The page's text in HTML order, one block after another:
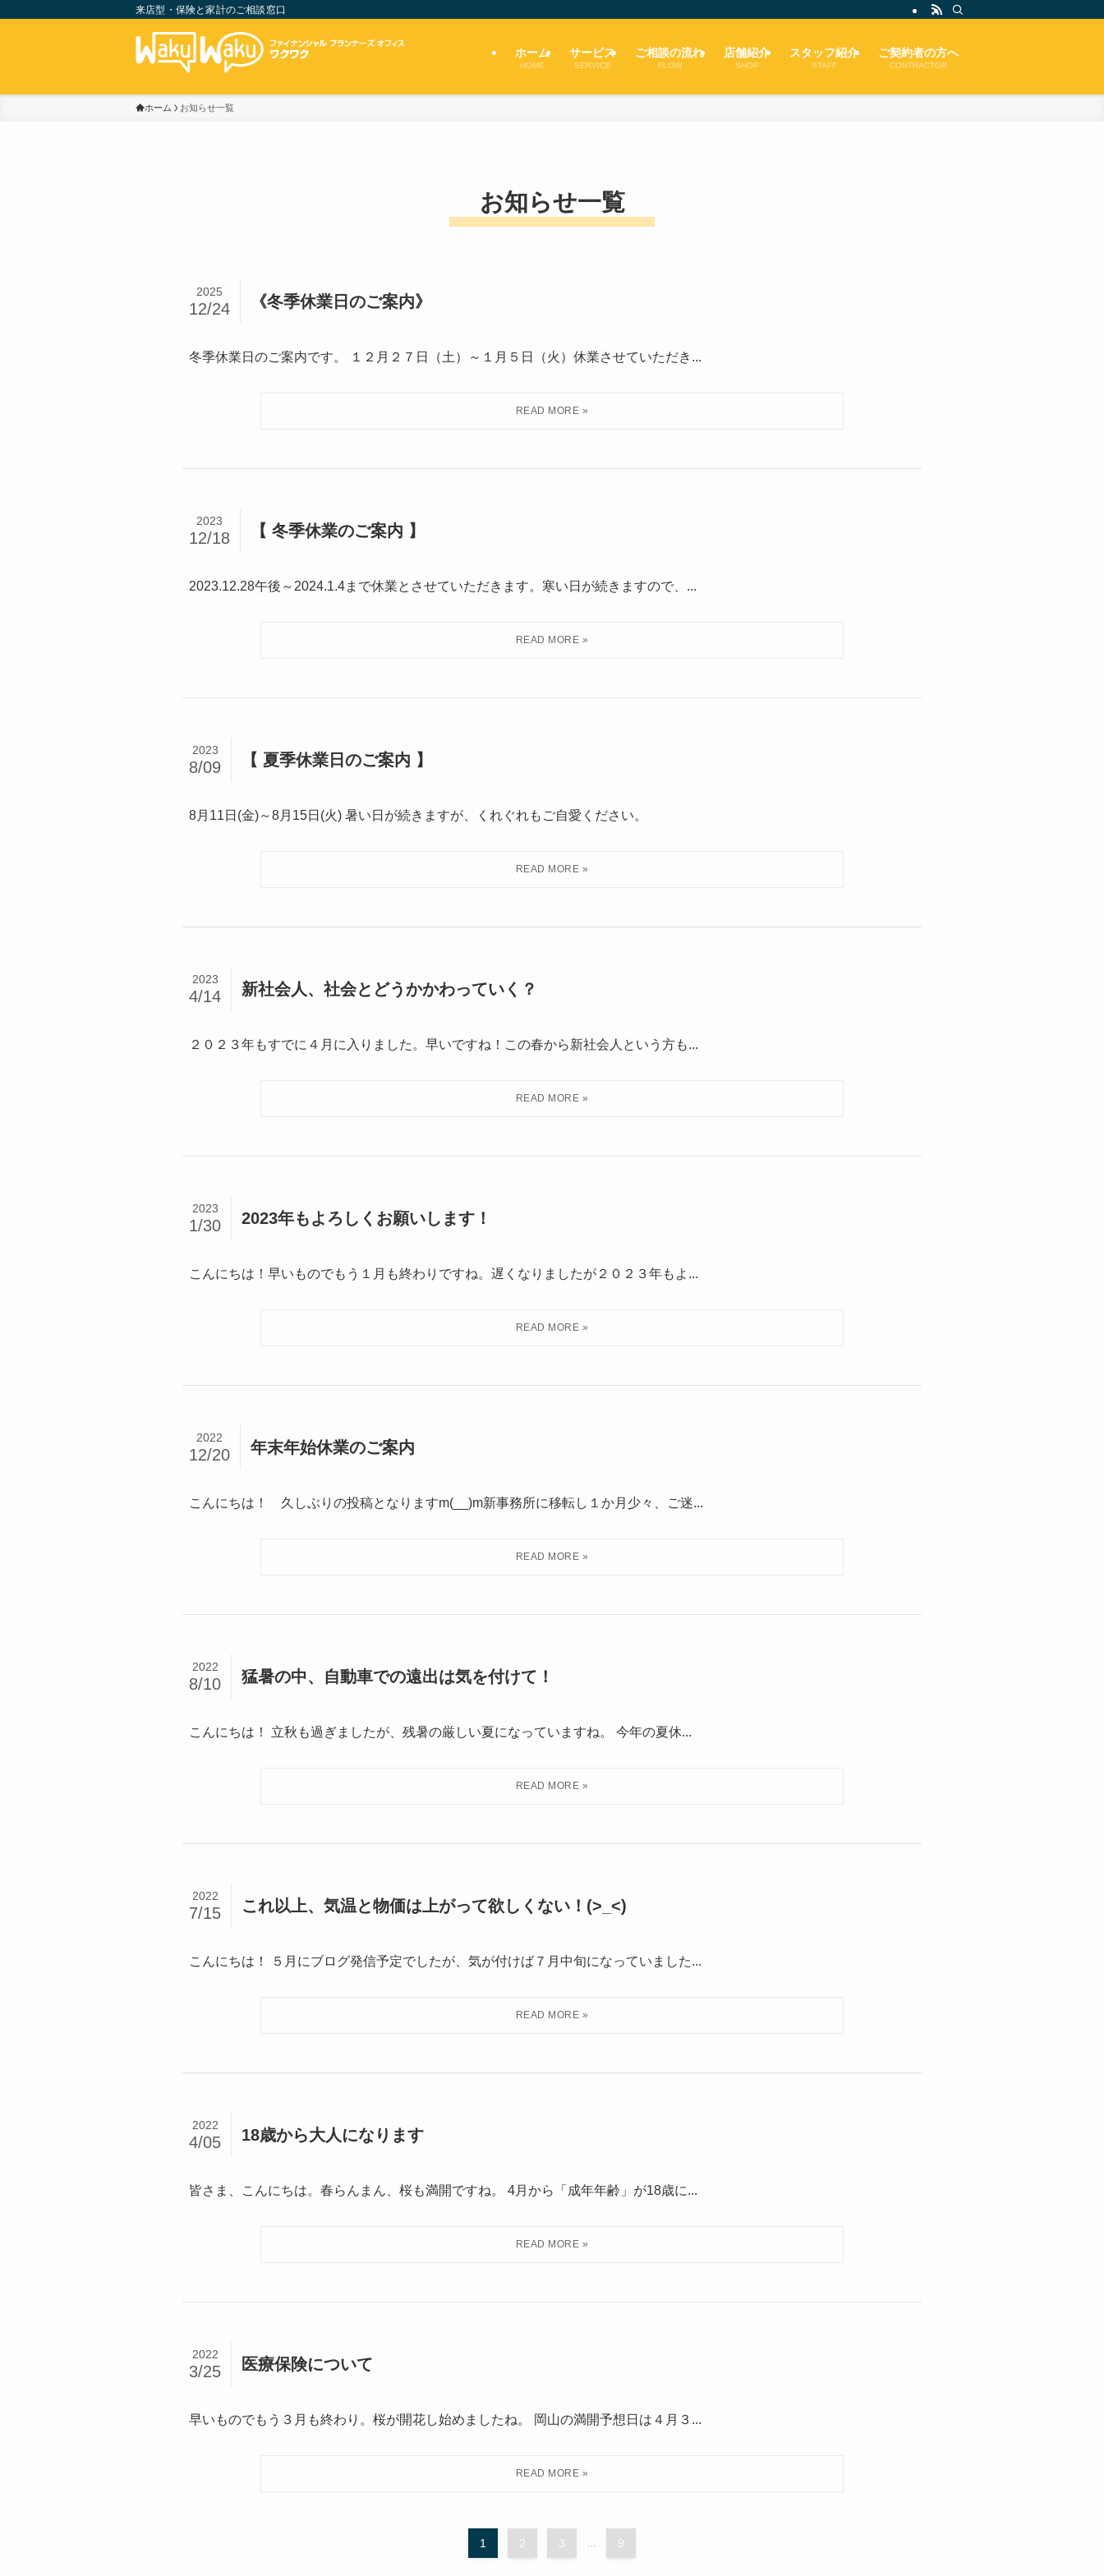
来店型・保険と家計のご相談窓口
ホーム
HOME
サービス
SERVICE
ご相談の流れ
FLOW
店舗紹介
SHOP
スタッフ紹介
STAFF
ご契約者の方へ
CONTRACTOR
ホーム お知らせ一覧
お知らせ一覧
《冬季休業日のご案内》
2025
12/24
冬季休業日のご案内です。 １２月２７日（土）～１月５日（火）休業させていただき...
【 冬季休業のご案内 】
2023
12/18
2023.12.28午後～2024.1.4まで休業とさせていただきます。寒い日が続きますので、...
【 夏季休業日のご案内 】
2023
8/09
8月11日(金)～8月15日(火) 暑い日が続きますが、くれぐれもご自愛ください。
新社会人、社会とどうかかわっていく？
2023
4/14
２０２３年もすでに４月に入りました。早いですね！この春から新社会人という方も...
2023年もよろしくお願いします！
2023
1/30
こんにちは！早いものでもう１月も終わりですね。遅くなりましたが２０２３年もよ...
年末年始休業のご案内
2022
12/20
こんにちは！ 久しぶりの投稿となりますm(__)m新事務所に移転し１か月少々、ご迷...
猛暑の中、自動車での遠出は気を付けて！
2022
8/10
こんにちは！ 立秋も過ぎましたが、残暑の厳しい夏になっていますね。 今年の夏休...
これ以上、気温と物価は上がって欲しくない！(>_<)
2022
7/15
こんにちは！ ５月にブログ発信予定でしたが、気が付けば７月中旬になっていました...
18歳から大人になります
2022
4/05
皆さま、こんにちは。春らんまん、桜も満開ですね。 4月から「成年年齢」が18歳に...
医療保険について
2022
3/25
早いものでもう３月も終わり。桜が開花し始めましたね。 岡山の満開予想日は４月３...
1 2 3 ... 9